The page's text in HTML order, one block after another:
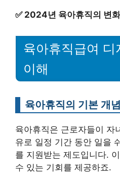
✅ 2024년 육아휴직의 변
육아휴직급여 디
이해
육아휴직의 기본 개념
육아휴직은 근로자들이 자
유로 일정 기간 동안 일을
를 지원받는 제도입니다.
수 있는 기회를 제공하죠.